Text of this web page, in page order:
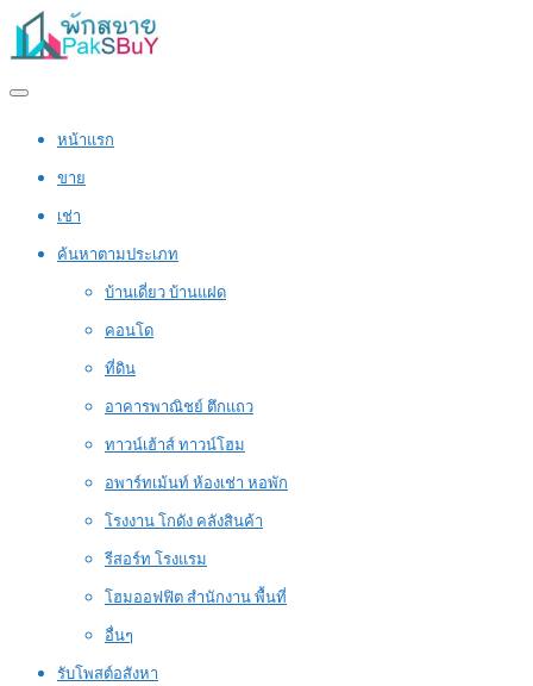
หน้าแรก
ขาย
เช่า
ค้นหาตามประเภท
บ้านเดี่ยว บ้านแฝด
คอนโด
ที่ดิน
อาคารพาณิชย์ ตึกแถว
ทาวน์เฮ้าส์ ทาวน์โฮม
อพาร์ทเม้นท์ ห้องเช่า หอพัก
โรงงาน โกดัง คลังสินค้า
รีสอร์ท โรงแรม
โฮมออฟฟิต สำนักงาน พื้นที่
อื่นๆ
รับโพสต์อสังหา